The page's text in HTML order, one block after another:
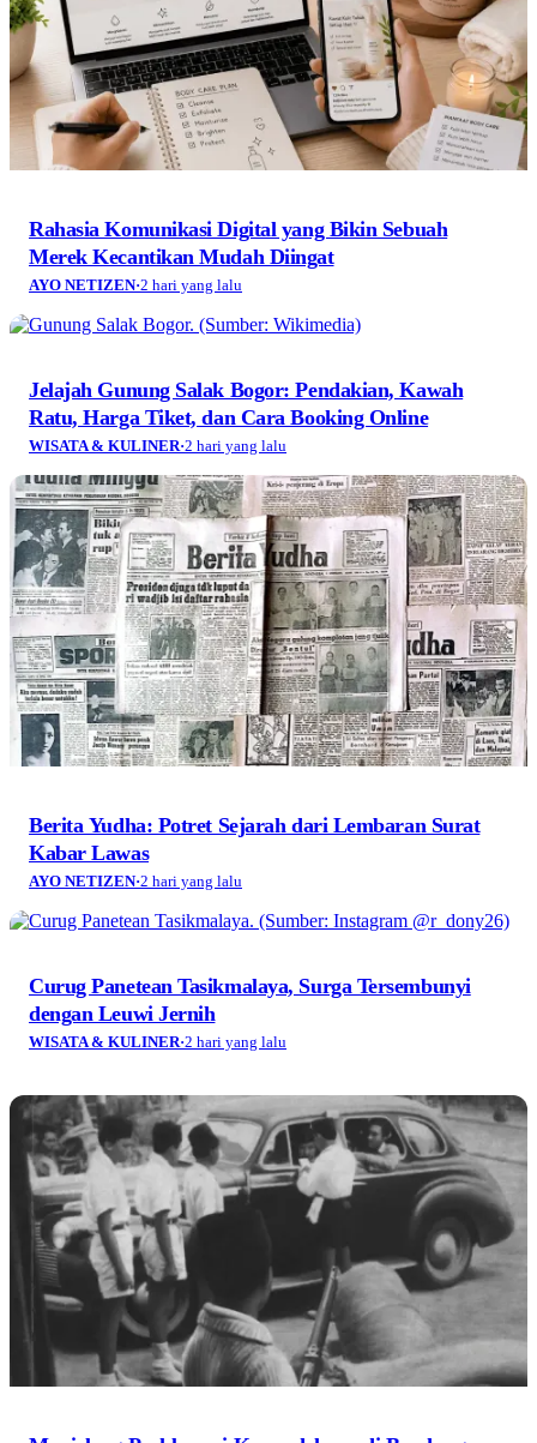
Rahasia Komunikasi Digital yang Bikin Sebuah
Merek Kecantikan Mudah Diingat
AYO NETIZEN·2 hari yang lalu
Jelajah Gunung Salak Bogor: Pendakian, Kawah
Ratu, Harga Tiket, dan Cara Booking Online
WISATA & KULINER·2 hari yang lalu
Berita Yudha: Potret Sejarah dari Lembaran Surat
Kabar Lawas
AYO NETIZEN·2 hari yang lalu
Curug Panetean Tasikmalaya, Surga Tersembunyi
dengan Leuwi Jernih
WISATA & KULINER·2 hari yang lalu